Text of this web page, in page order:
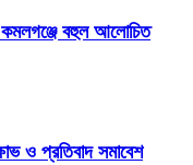
কমলগঞ্জে বহুল আলোচিত
ও প্রতিবাদ সমাবেশ